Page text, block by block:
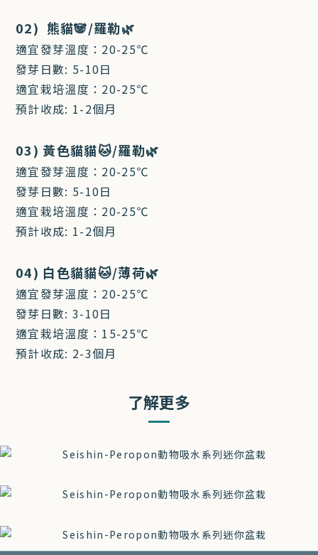
02) 熊貓🐼/羅勒🌿
適宜發芽溫度：20-25℃
發芽日數: 5-10日
適宜栽培溫度：20-25℃
預計收成: 1-2個月
03) 黃色貓貓🐱/羅勒🌿
適宜發芽溫度：20-25℃
發芽日數: 5-10日
適宜栽培溫度：20-25℃
預計收成: 1-2個月
04) 白色貓貓🐱/薄荷🌿
適宜發芽溫度：20-25℃
發芽日數: 3-10日
適宜栽培溫度：15-25℃
預計收成: 2-3個月
了解更多